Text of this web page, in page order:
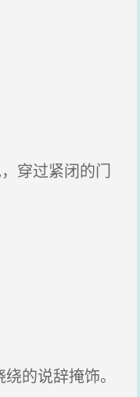
穿过紧闭的门
的说辞掩饰。